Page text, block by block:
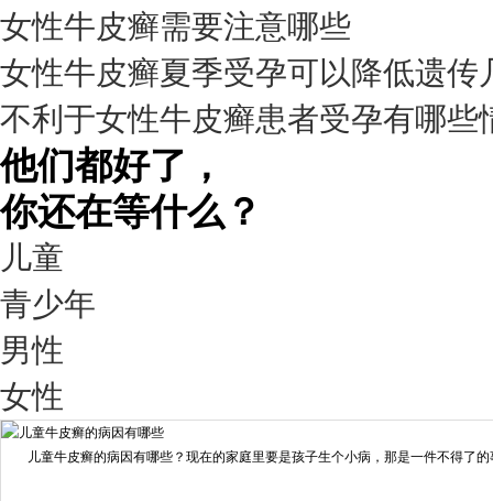
预约量
6821
疗效满意
98%
我要咨询
擅长： 王艳琼 门诊主任 专家介绍：毕业于川北医学院...
预约量
女性牛皮癣需要注意哪些
女性牛皮癣夏季受孕可以降低遗传
不利于女性牛皮癣患者受孕有哪些
他们都好了，
你还在等什么？
儿童
青少年
男性
女性
儿童牛皮癣的病因有哪些？现在的家庭里要是孩子生个小病，那是一件不得了的